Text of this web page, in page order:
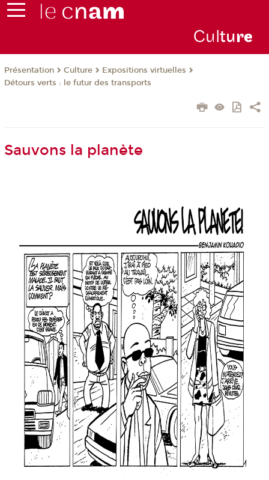
Culture
Présentation Culture
Expositions virtuelles
Détours verts : le futur des transports
Sauvons la planète